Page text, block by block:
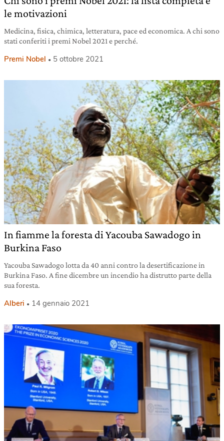
le motivazioni
Medicina, fisica, chimica, letteratura, pace ed economica. A chi sono
stati conferiti i premi Nobel 2021 e perché.
Premi Nobel 5 ottobre 2021
In fiamme la foresta di Yacouba Sawadogo in
Burkina Faso
Yacouba Sawadogo lotta da 40 anni contro la desertificazione in
Burkina Faso. A fine dicembre un incendio ha distrutto parte della
sua foresta.
Alberi 14 gennaio 2021